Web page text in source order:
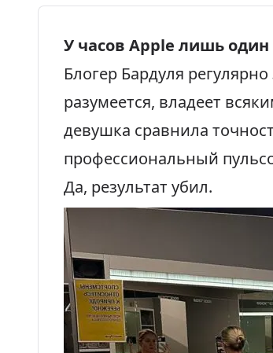
У часов Apple лишь один
Блогер Бардуля
разумеется, владеет
девушка сравнила
профессиональный
Да, результат убил.